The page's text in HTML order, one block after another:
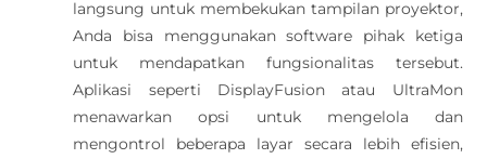
langsung untuk membekukan tampilan proyektor,
Anda bisa menggunakan software pihak ketiga
untuk mendapatkan fungsionalitas tersebut.
Aplikasi seperti DisplayFusion atau UltraMon
menawarkan opsi untuk mengelola dan
mengontrol beberapa layar secara lebih efisien,